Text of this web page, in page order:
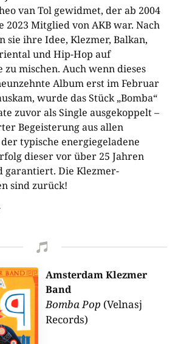
van Tol gewidmet, der ab 2004
2023 Mitglied von AKB war. Nach
sie ihre Idee, Klezmer, Balkan,
und Hip-Hop auf
zu mischen. Auch wenn dieses
Album erst im Februar
wurde das Stück „Bomba“
zuvor als Single ausgekoppelt –
Begeisterung aus allen
typische energiegeladene
dieser vor über 25 Jahren
garantiert. Die Klezmer-
sind zurück!

Amsterdam Klezmer
Band
Bomba Pop (Velnasj
Records)